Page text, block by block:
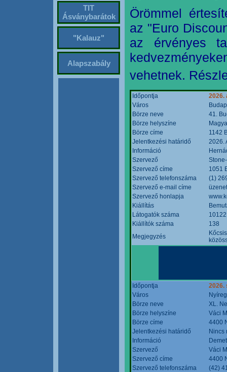
TIT
Ásványbarátok
"Kalauz"
Alapszabály
Örömmel
az "Euro
az érvényes
vehetnek.
Időpontja
2026.
Város
Börze neve
41.
Börze helyszíne
Börze címe
1142
Jelentkezési határidő
2026.
Információ
Szervező
Szervező címe
1051
Szervező telefonszáma
(1)
Szervező e-mail címe
Szervező honlapja
Kiállítás
Látogatók száma
10122
Kiállítók száma
138
Megjegyzés
Időpontja
2026.
Város
Börze neve
XL.
Börze helyszíne
Váci
Börze címe
4400
Jelentkezési határidő
Nincs
Információ
Szervező
Váci
Szervező címe
4400
Szervező telefonszáma
(42)